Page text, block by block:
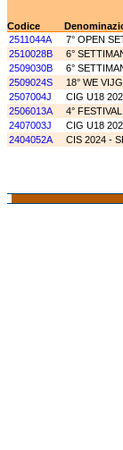
Codice
2511044A
7° OPEN
2510028B
6°
2509030B
6°
2509024S
18° WE
2507004J
CIG U18
2506013A
4°
2407003J
CIG U18
2404052A
CIS 2024 -